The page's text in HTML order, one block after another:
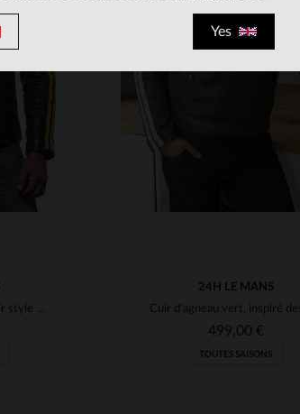
Blouson cuir dagneau noir style pilote de course Racing Mulsanne
24H LE MANS
499,00 €
TOUTES SAISONS
Yes